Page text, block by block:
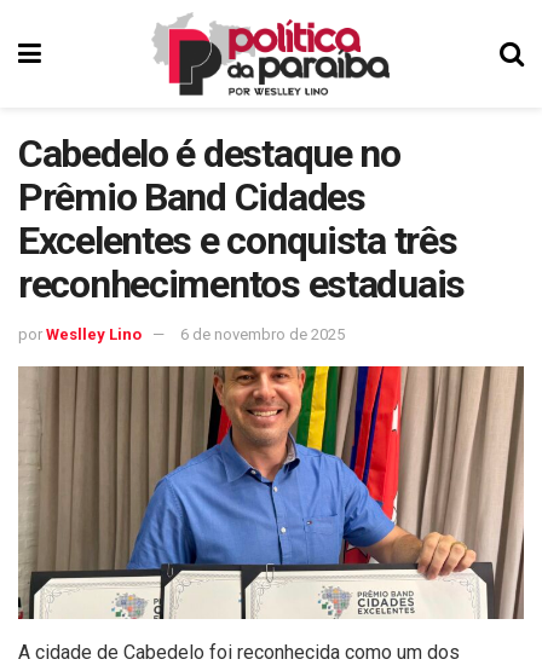
Cabedelo é destaque no
Prêmio Band Cidades
Excelentes e conquista três
reconhecimentos estaduais
por Weslley Lino 6 de novembro de 2025
A cidade de Cabedelo foi reconhecida como um dos